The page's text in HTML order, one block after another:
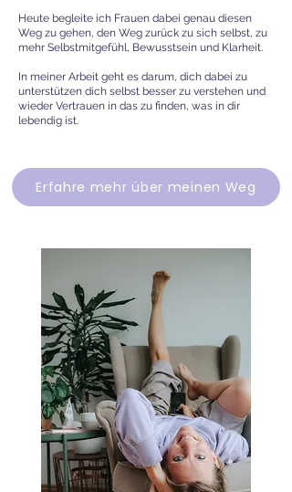
Heute begleite ich Frauen dabei genau diesen
Weg zu gehen, den Weg zurück zu sich selbst, zu
mehr Selbstmitgefühl, Bewusstsein und Klarheit.
In meiner Arbeit geht es darum, dich dabei zu
unterstützen dich selbst besser zu verstehen und
wieder Vertrauen in das zu finden, was in dir
lebendig ist.
Erfahre mehr über meinen Weg